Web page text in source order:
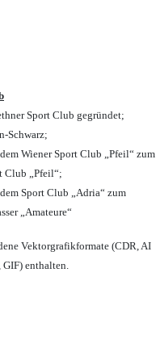
Sport Club gegründet;
Schwarz;
Wiener Sport Club „Pfeil“ zum
Club „Pfeil“;
Sport Club „Adria“ zum
„Amateure“
Vektorgrafikformate (CDR, AI
enthalten.